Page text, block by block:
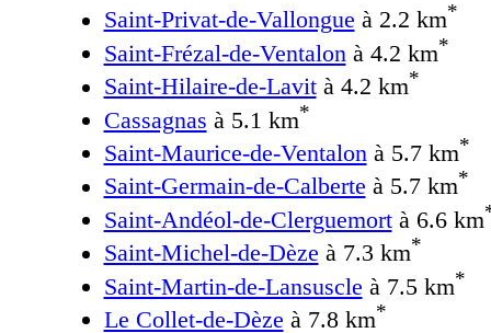
Saint-Privat-de-Vallongue à 2.2 km*
Saint-Frézal-de-Ventalonà 4.2 km*
Saint-Hilaire-de-Lavità 4.2 km*
Cassagnas à 5.1 km*
Saint-Maurice-de-Ventalonà 5.7 km*
Saint-Germain-de-Calberte à 5.7 km*
Saint-Andéol-de-Clerguemortà 6.6 km
Saint-Michel-de-Dèze à 7.3 km*
Saint-Martin-de-Lansuscle à 7.5 km*
Le Collet-de-Dèze à 7.8 km*